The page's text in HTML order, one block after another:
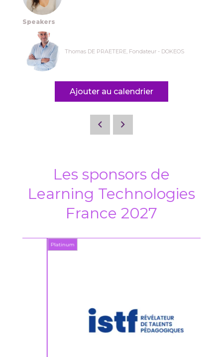
Speakers
Thomas DE PRAETERE, Fondateur - DOKEOS
Ajouter au calendrier
Les sponsors de
Learning Technologies
France 2027